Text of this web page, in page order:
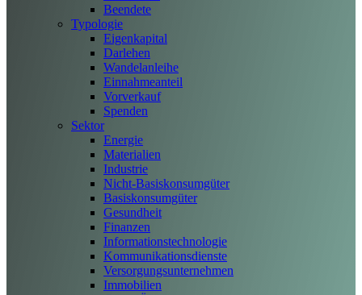
Beendete
Typologie
Eigenkapital
Darlehen
Wandelanleihe
Einnahmeanteil
Vorverkauf
Spenden
Sektor
Energie
Materialien
Industrie
Nicht-Basiskonsumgüter
Basiskonsumgüter
Gesundheit
Finanzen
Informationstechnologie
Kommunikationsdienste
Versorgungsunternehmen
Immobilien